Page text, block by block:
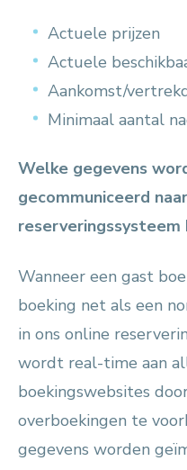
Actuele prijzen
Actuele
Aankomst/
Minimaal aantal
Welke gegevens
gecommuniceerd
reserveringssysteem
Wanneer een gast
boeking net als een
in ons online
wordt real-time aan
boekingswebsites
overboekingen te
gegevens worden